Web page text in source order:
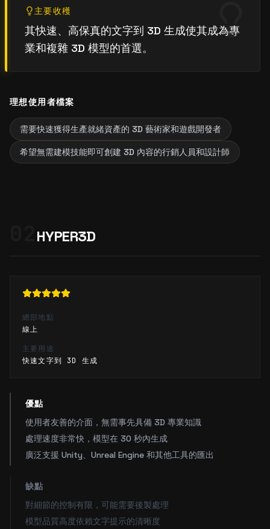
主要收穫
其快速、高保真的文字到 3D 生成使其成為專
業和複雜 3D 模型的首選。
理想使用者檔案
需要快速獲得生產就緒資產的 3D 藝術家和遊戲開發者
希望無需建模技能即可創建 3D 內容的行銷人員和設計師
HYPER3D
總部地點
線上
主要用途
快速文字到 3D 生成
優點
使用者友善的介面，無需事先具備 3D 專業知識
處理速度非常快，模型在 30 秒內生成
廣泛支援 Unity、Unreal Engine 和其他工具的匯出
缺點
對細節的控制有限，可能需要後製處理
模型品質高度依賴文字提示的清晰度